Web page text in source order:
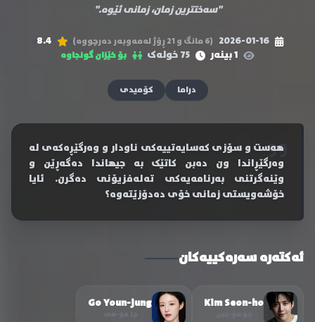
"سەختترین زمان، زمانی ئێوە."
2026-01-16 (6 مانگ و 21 ڕۆژ لەمەوبەر دەرچووە)
8.4
1 بینەر
75 خولەک بۆ خێزان گونجاوە
دراما کۆمیدی
هەست و سۆزی کەسایەتییەکی ناودار و وەرگێڕەکەی لە
وەرگێڕاندا ون دەبن کاتێک بە جیهاندا دەگەڕێن و
وێنەگرتنی بەرنامەیەکی تەلەفزیۆنی دەگرن. ئایا
خۆشەویستی زمانی خۆی دەدۆزێتەوە؟
ئەکتەرە سەرەکییەکان
Kim Seon-ho
جو هۆ-جین
Go Youn-jung
چا مو-هی